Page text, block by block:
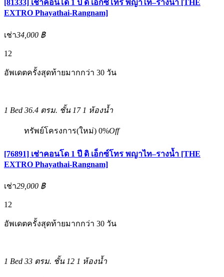
[81333] เช่าคอนโด 1 ปี ดิ เอ็กซ์โทร พญาไท–รางน้ำ [THE
EXTRO Phayathai-Rangnam]
เช่า34,000 ฿
12
อัพเดตครั้งสุดท้ายมากกว่า 30 วัน
1 Bed 36.4 ตรม. ชั้น 17 1 ห้องน้ำ
ทรัพย์โครงการ(ใหม่) 0%Off
[76891] เช่าคอนโด 1 ปี ดิ เอ็กซ์โทร พญาไท–รางน้ำ [THE
EXTRO Phayathai-Rangnam]
เช่า29,000 ฿
12
อัพเดตครั้งสุดท้ายมากกว่า 30 วัน
1 Bed 33 ตรม. ชั้น 12 1 ห้องน้ำ